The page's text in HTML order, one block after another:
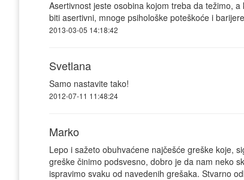
Asertivnost jeste osobina kojom treba da težimo,
biti asertivni, mnoge psihološke poteškoće i
2013-03-05 14:18:42
Svetlana
Samo nastavite tako!
2012-07-11 11:48:24
Marko
Lepo i sažeto obuhvaćene najčešće greške koje,
greške činimo podsvesno, dobro je da nam neko
ispravimo svaku od navedenih grešaka. Stvarno